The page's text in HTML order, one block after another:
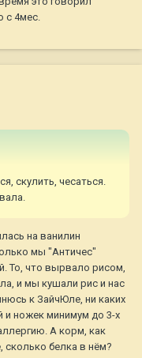
с 4мес.
скулить, чесаться.
на ванилин
мы "Античес"
То, что вырвало рисом,
и мы кушали рис и нас
к ЗайчЮле, ни каких
и ножек минимум до 3-х
А корм, как
сколько белка в нём?